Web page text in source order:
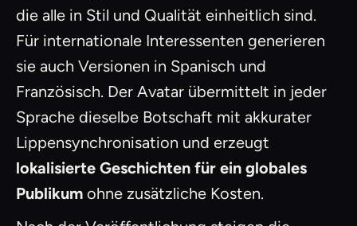
die alle in Stil und Qualität einheitlich sind.
Für internationale Interessenten generieren
sie auch Versionen in Spanisch und
Französisch. Der Avatar übermittelt in jeder
Sprache dieselbe Botschaft mit akkurater
Lippensynchronisation und erzeugt
lokalisierte Geschichten für ein globales
Publikum ohne zusätzliche Kosten.